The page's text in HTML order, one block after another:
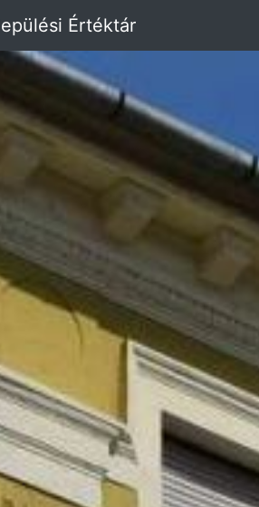
Értéktár